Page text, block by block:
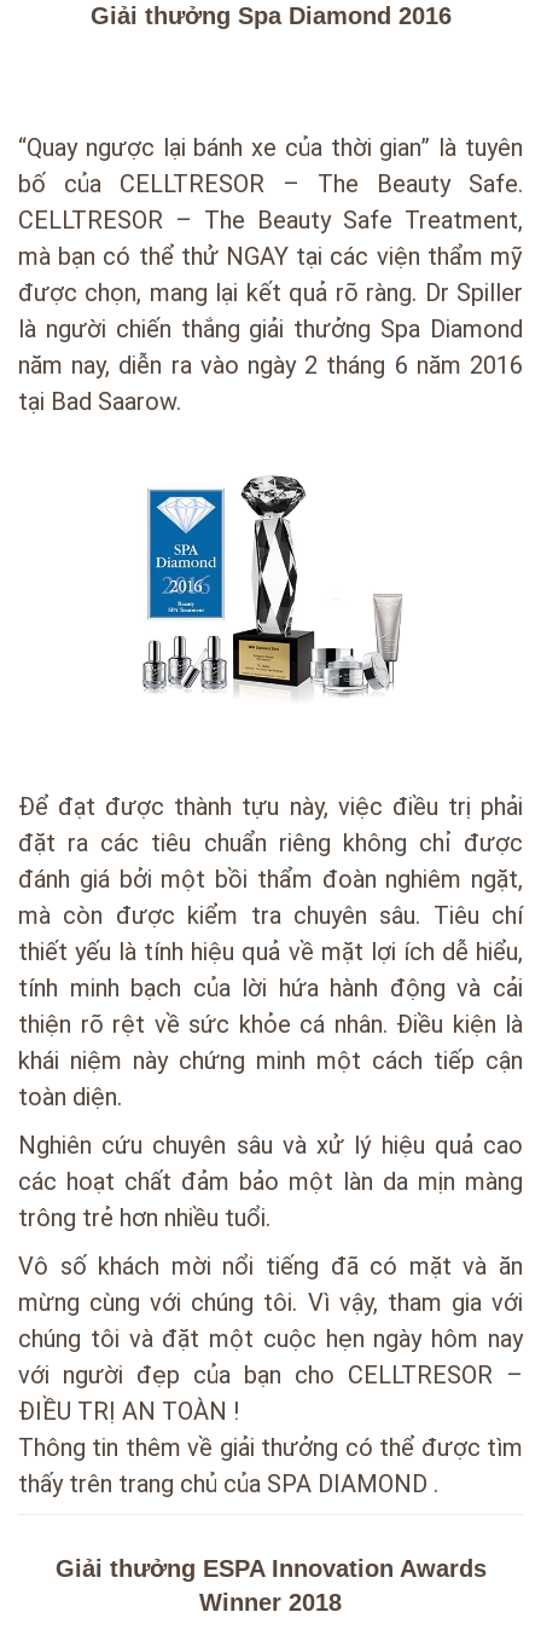
Giải thưởng Spa Diamond 2016
“Quay ngược lại bánh xe của thời gian” là tuyên
bố của CELLTRESOR – The Beauty Safe.
CELLTRESOR – The Beauty Safe Treatment,
mà bạn có thể thử NGAY tại các viện thẩm mỹ
được chọn, mang lại kết quả rõ ràng. Dr Spiller
là người chiến thắng giải thưởng Spa Diamond
năm nay, diễn ra vào ngày 2 tháng 6 năm 2016
tại Bad Saarow.
Để đạt được thành tựu này, việc điều trị phải
đặt ra các tiêu chuẩn riêng không chỉ được
đánh giá bởi một bồi thẩm đoàn nghiêm ngặt,
mà còn được kiểm tra chuyên sâu. Tiêu chí
thiết yếu là tính hiệu quả về mặt lợi ích dễ hiểu,
tính minh bạch của lời hứa hành động và cải
thiện rõ rệt về sức khỏe cá nhân. Điều kiện là
khái niệm này chứng minh một cách tiếp cận
toàn diện.
Nghiên cứu chuyên sâu và xử lý hiệu quả cao
các hoạt chất đảm bảo một làn da mịn màng
trông trẻ hơn nhiều tuổi.
Vô số khách mời nổi tiếng đã có mặt và ăn
mừng cùng với chúng tôi. Vì vậy, tham gia với
chúng tôi và đặt một cuộc hẹn ngày hôm nay
với người đẹp của bạn cho CELLTRESOR –
ĐIỀU TRỊ AN TOÀN !
Thông tin thêm về giải thưởng có thể được tìm
thấy trên trang chủ của SPA DIAMOND .
Giải thưởng ESPA Innovation Awards
Winner 2018